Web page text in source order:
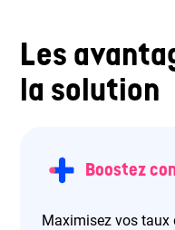
Les
la solution
Boostez
Maximisez vos taux